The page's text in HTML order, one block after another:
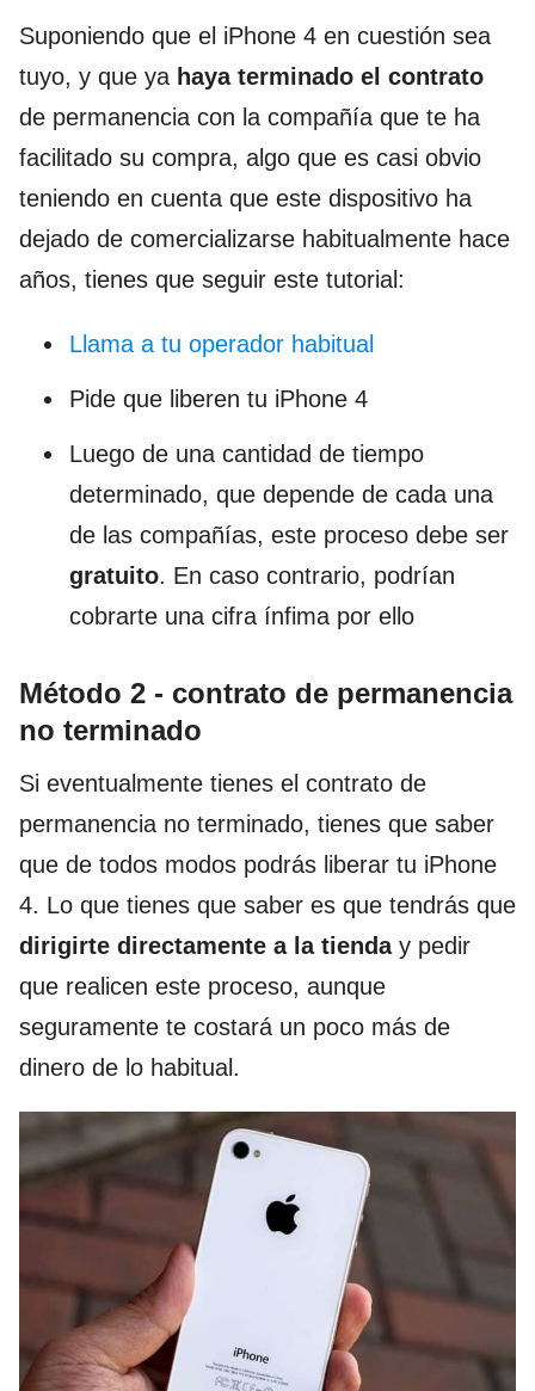
Suponiendo que el iPhone 4 en cuestión sea
tuyo, y que ya haya terminado el contrato
de permanencia con la compañía que te ha
facilitado su compra, algo que es casi obvio
teniendo en cuenta que este dispositivo ha
dejado de comercializarse habitualmente hace
años, tienes que seguir este tutorial:
Llama a tu operador habitual
Pide que liberen tu iPhone 4
Luego de una cantidad de tiempo
determinado, que depende de cada una
de las compañías, este proceso debe ser
gratuito. En caso contrario, podrían
cobrarte una cifra ínfima por ello
Método 2 - contrato de permanencia
no terminado
Si eventualmente tienes el contrato de
permanencia no terminado, tienes que saber
que de todos modos podrás liberar tu iPhone
4. Lo que tienes que saber es que tendrás que
dirigirte directamente a la tienday pedir
que realicen este proceso, aunque
seguramente te costará un poco más de
dinero de lo habitual.